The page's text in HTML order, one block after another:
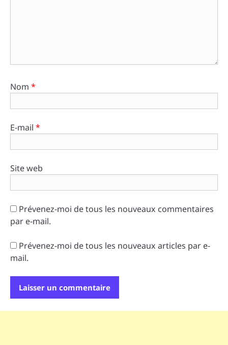
Nom *
E-mail *
Site web
Prévenez-moi de tous les nouveaux commentaires
par e-mail.
Prévenez-moi de tous les nouveaux articles par e-
mail.